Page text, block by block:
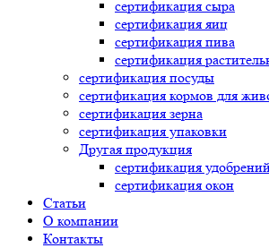
сертификация сыра
сертификация яиц
сертификация пива
сертификация
сертификация посуды
сертификация кормов для
сертификация зерна
сертификация упаковки
Другая продукция
сертификация
сертификация окон
Статьи
О компании
Контакты